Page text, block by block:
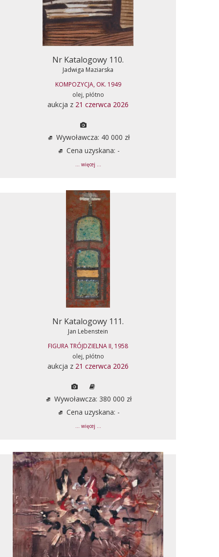
Nr Katalogowy 110.
Jadwiga Maziarska
KOMPOZYCJA, OK. 1949
olej, płótno
aukcja z 21 czerwca 2026
Wywoławcza: 40 000 zł
Cena uzyskana: -
... więcej ...
Nr Katalogowy 111.
Jan Lebenstein
FIGURA TRÓJDZIELNA II, 1958
olej, płótno
aukcja z 21 czerwca 2026
Wywoławcza: 380 000 zł
Cena uzyskana: -
... więcej ...